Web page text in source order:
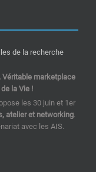
Véritable marketplace
la Vie !
les 30 juin et 1er
atelier et networking.
avec les AIS.